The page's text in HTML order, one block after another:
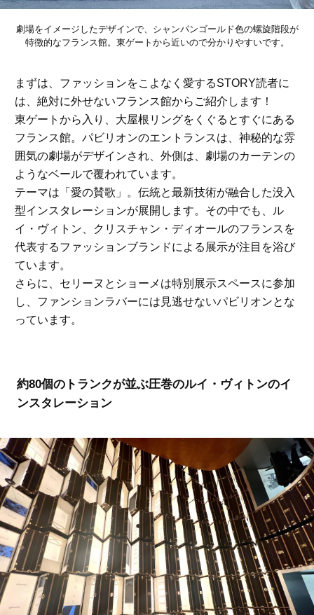
劇場をイメージしたデザインで、シャンパンゴールド色の螺旋階段が
特徴的なフランス館。東ゲートから近いので分かりやすいです。
まずは、ファッションをこよなく愛するSTORY読者に
は、絶対に外せないフランス館からご紹介します！
東ゲートから入り、大屋根リングをくぐるとすぐにある
フランス館。パビリオンのエントランスは、神秘的な雰
囲気の劇場がデザインされ、外側は、劇場のカーテンの
ようなベールで覆われています。
テーマは「愛の賛歌」。伝統と最新技術が融合した没入
型インスタレーションが展開します。その中でも、ル
イ・ヴィトン、クリスチャン・ディオールのフランスを
代表するファッションブランドによる展示が注目を浴び
ています。
さらに、セリーヌとショーメは特別展示スペースに参加
し、ファンションラバーには見逃せないパビリオンとな
っています。
約80個のトランクが並ぶ圧巻のルイ・ヴィトンのイ
ンスタレーション